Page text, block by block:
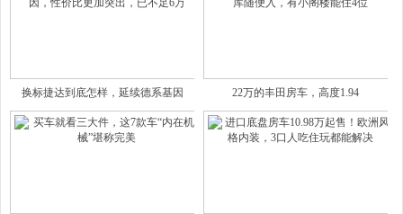
换标捷达到底怎样，延续德系基因 22万的丰田房车，高度1.94